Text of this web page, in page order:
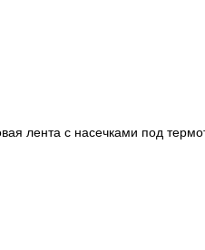
лента с насечками под